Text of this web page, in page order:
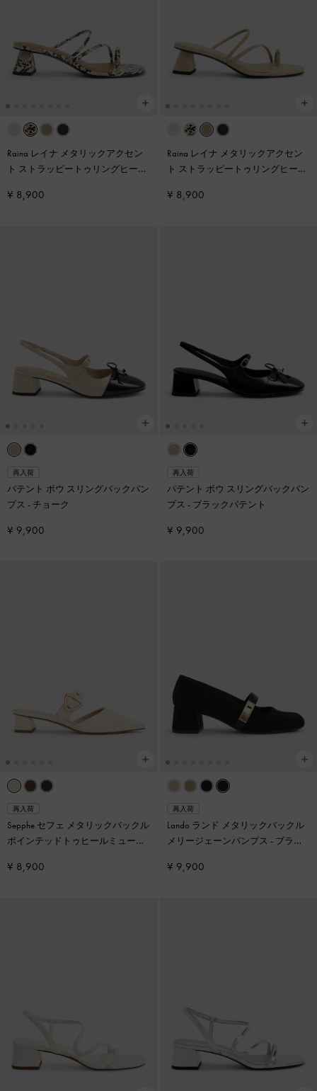
Raina レイナ メタリックアクセン
ト ストラッピートゥリングヒール
ュラル
¥ 8,900
Raina レイナ メタリックアクセン
ト ストラッピートゥリングヒール
¥ 8,900
再入荷
パテント ボウ スリングバックパン
プス - チョーク
¥ 9,900
再入荷
パテント ボウ スリングバックパン
プス - ブラックパテント
¥ 9,900
再入荷
Sepphe セフェ メタリックバックル
ポインテッドトゥヒールミュール
¥ 8,900
再入荷
Lando ランド メタリックバックル
メリージェーンパンプス - ブラッ
¥ 9,900